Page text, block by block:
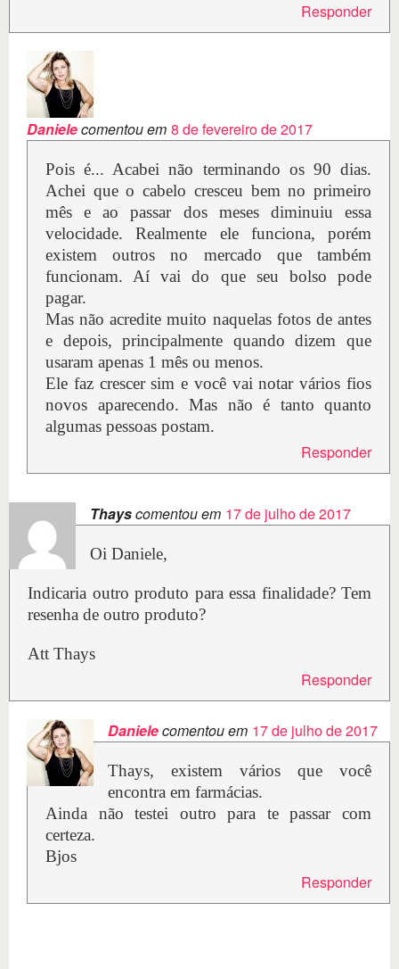
Responder
Danielecomentou em 8 de fevereiro de 2017
Pois é... Acabei não terminando os 90 dias.
Achei que o cabelo cresceu bem no primeiro
mês e ao passar dos meses diminuiu essa
velocidade. Realmente ele funciona, porém
existem outros no mercado que também
funcionam. Aí vai do que seu bolso pode
pagar.
Mas não acredite muito naquelas fotos de antes
e depois, principalmente quando dizem que
usaram apenas 1 mês ou menos.
Ele faz crescer sim e você vai notar vários fios
novos aparecendo. Mas não é tanto quanto
algumas pessoas postam.
Responder
Thayscomentou em 17 de julho de 2017
Oi Daniele,
Indicaria outro produto para essa finalidade? Tem
resenha de outro produto?
Att Thays
Responder
Danielecomentou em 17 de julho de 2017
Thays, existem vários que você
encontra em farmácias.
Ainda não testei outro para te passar com
certeza.
Bjos
Responder